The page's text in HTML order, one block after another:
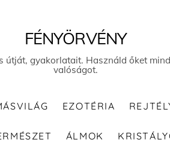
FÉNYÖRVÉNY
gyakorlatait. Használd őket
valóságot.
EZOTÉRIA
ÁLMOK